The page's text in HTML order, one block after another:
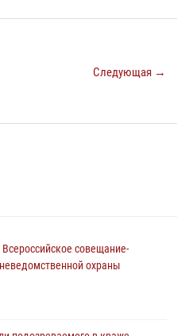
Следующая →
совещание-
охраны